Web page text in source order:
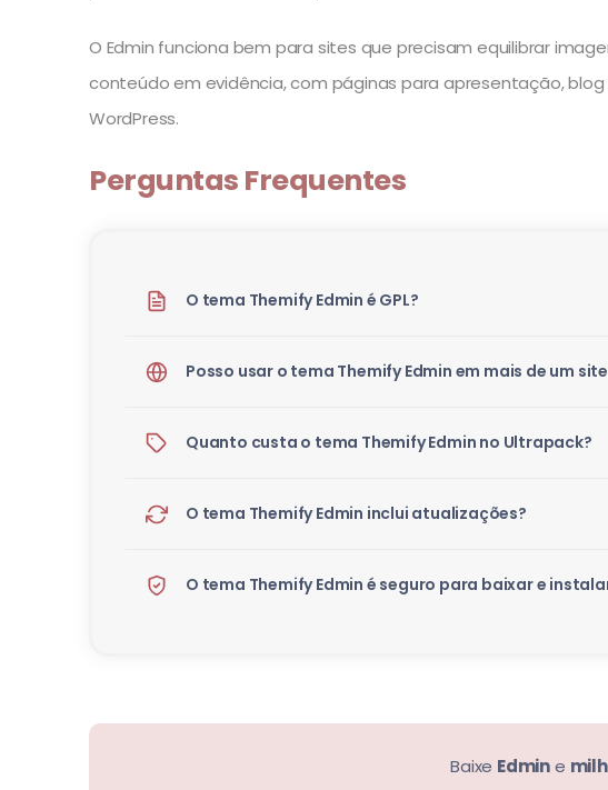
O Edmin funciona bem para sites que precisam equilibrar
conteúdo em evidência, com páginas para apresentação,
WordPress.
Perguntas Frequentes
O tema Themify Edmin é GPL?
Posso usar o tema Themify Edmin em mais de um
Quanto custa o tema Themify Edmin no Ultrapack?
O tema Themify Edmin inclui atualizações?
O tema Themify Edmin é seguro para baixar e
Baixe Edmine